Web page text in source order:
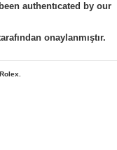
authentıcated by our
onaylanmıştır.